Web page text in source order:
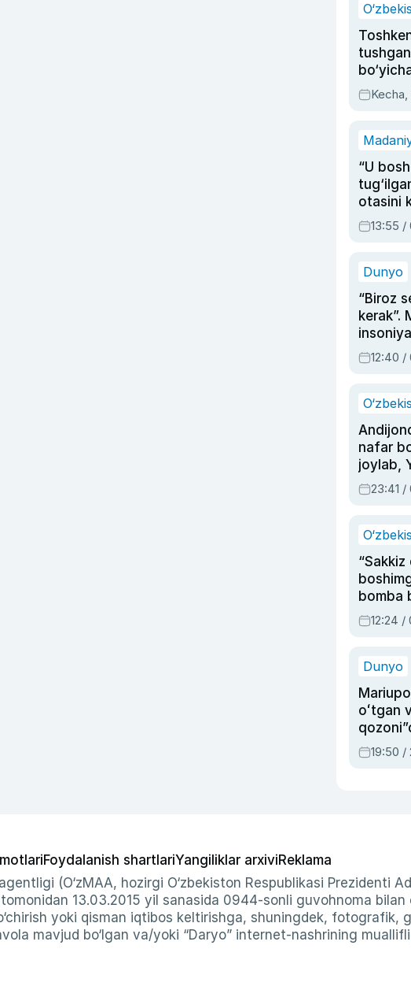
hukmi
Kecha,
“U
otasini
dublyaj
13:55 /
Dunyo
“Biroz
kerak”.
olmay
12:40 /
nafar
joylab,
ayolga
23:41 /
“Sakkiz
bomba
12:24 /
Dunyo
oʻtgan
armiyasi
19:50 /
Foydalanish shartlariYangiliklar arxiviReklama
(O‘zMAA, hozirgi O‘zbekiston Respublikasi Prezidenti
13.03.2015 yil sanasida 0944-sonli guvohnoma
yoki qisman iqtibos keltirishga, shuningdek, fotografik,
mavjud bo‘lgan va/yoki “Daryo” internet-nashrining